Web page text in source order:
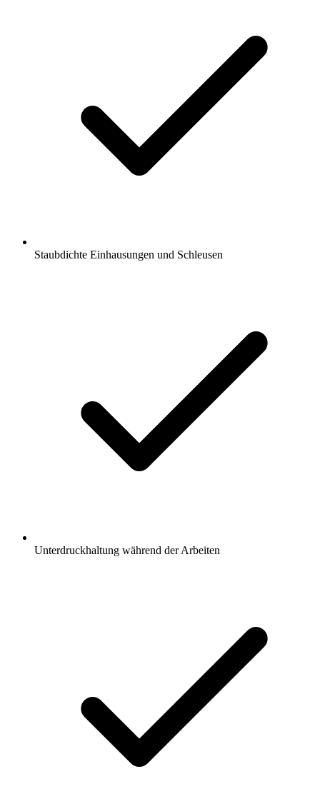
Staubdichte Einhausungen und Schleusen
Unterdruckhaltung während der Arbeiten